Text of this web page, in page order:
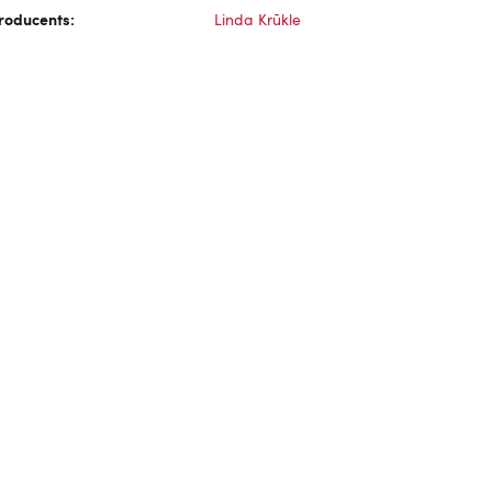
Linda Krūkle